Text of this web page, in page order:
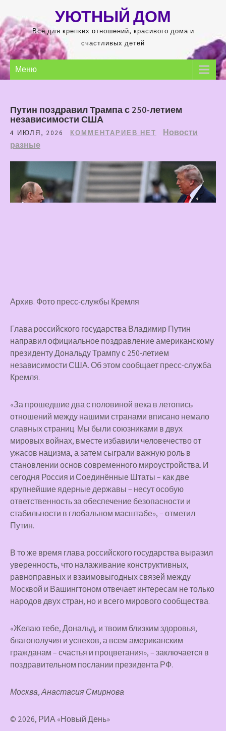
содержимому
УЮТНЫЙ ДОМ
Всё для крепких отношений, красивого дома и
счастливых детей
Меню
Путин поздравил Трампа с 250-летием
независимости США
4 ИЮЛЯ, 2026 КОММЕНТАРИЕВ НЕТ
Новости
разные
Архив. Фото пресс-службы Кремля
Глава российского государства Владимир Путин
направил официальное поздравление американскому
президенту Дональду Трампу с 250-летием
независимости США. Об этом сообщает пресс-служба
Кремля.
«За прошедшие два с половиной века в летопись
отношений между нашими странами вписано немало
славных страниц. Мы были союзниками в двух
мировых войнах, вместе избавили человечество от
ужасов нацизма, а затем сыграли важную роль в
становлении основ современного мироустройства. И
сегодня Россия и Соединённые Штаты – как две
крупнейшие ядерные державы – несут особую
ответственность за обеспечение безопасности и
стабильности в глобальном масштабе», – отметил
Путин.
В то же время глава российского государства выразил
уверенность, что налаживание конструктивных,
равноправных и взаимовыгодных связей между
Москвой и Вашингтоном отвечает интересам не только
народов двух стран, но и всего мирового сообщества.
«Желаю тебе, Дональд, и твоим близким здоровья,
благополучия и успехов, а всем американским
гражданам – счастья и процветания», – заключается в
поздравительном послании президента РФ.
Москва, Анастасия Смирнова
© 2026, РИА «Новый День»